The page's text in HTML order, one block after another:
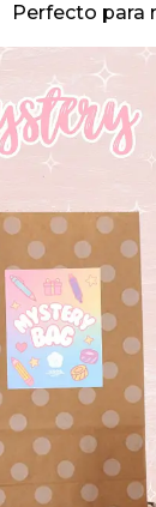
Perfecto para